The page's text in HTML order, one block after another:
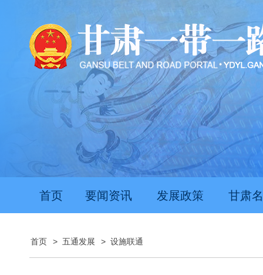
首页 要闻资讯 发展政策 甘肃
首页 > 五通发展 > 设施联通